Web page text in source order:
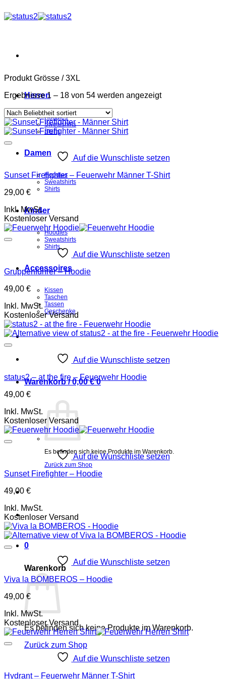
Inhalt
Herren
Hoodies
Sweatshirts
Shirts
Damen
Hoodies
Sweatshirts
Shirts
Kinder
Hoodies
Sweatshirts
Shirts
Accessoires
Kissen
Taschen
Tassen
Geschenke
Warenkorb /0,00€ 0
Es befinden sich keine Produkte im Warenkorb.
Zurück zum Shop
0
Warenkorb
Es befinden sich keine Produkte im Warenkorb.
Zurück zum Shop
Produkt Grösse /3XL
Ergebnisse 1 – 18 von 54 werden angezeigtNach
Auf die Wunschliste setzen
Sunset Firefighter – Feuerwehr Männer T-Shirt
29,00 €
Inkl. MwSt.
Kostenloser Versand
Auf die Wunschliste setzen
Gruppenführer – Hoodie
49,00 €
Inkl. MwSt.
Kostenloser Versand
Auf die Wunschliste setzen
status2 – at the fire – Feuerwehr Hoodie
49,00 €
Inkl. MwSt.
Kostenloser Versand
Auf die Wunschliste setzen
Sunset Firefighter – Hoodie
49,00 €
Inkl. MwSt.
Kostenloser Versand
Auf die Wunschliste setzen
Viva la BOMBEROS – Hoodie
49,00€
Inkl. MwSt.
Kostenloser Versand
Auf die Wunschliste setzen
Hydrant – Feuerwehr Männer T-Shirt